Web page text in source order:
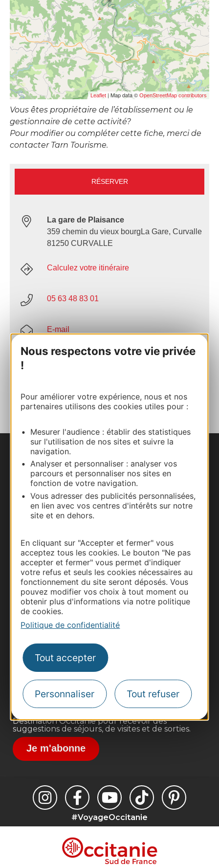
Nous respectons votre vie privée
!
Pour améliorer votre expérience, nous et nos
partenaires utilisons des cookies utiles pour :
Mesurer l'audience : établir des statistiques
sur l'utilisation de nos sites et suivre la
navigation.
Analyser et personnaliser : analyser vos
parcours et personnaliser nos sites en
fonction de votre navigation.
Vous adresser des publicités personnalisées,
en lien avec vos centres d'intérêts sur notre
site et en dehors.
En cliquant sur "Accepter et fermer" vous
acceptez tous les cookies. Le bouton "Ne pas
accepter et fermer" vous permet d'indiquer
votre refus et seuls les cookies nécessaires au
fonctionnement du site seront déposés. Vous
pouvez modifier vos choix à tout moment ou
obtenir plus d'informations via notre politique
de cookies.
Politique de confidentialité
Tout accepter
Personnaliser Tout refuser
Leaflet | Map data © OpenStreetMap contributors
Vous êtes propriétaire de l’établissement ou le
gestionnaire de cette activité?
Pour modifier ou compléter cette fiche, merci de
contacter Tarn Tourisme.
RÉSERVER
La gare de Plaisance
359 chemin du vieux bourgLa Gare, Curvalle
81250 CURVALLE
Calculez votre itinéraire
05 63 48 83 01
E-mail
Site internet
AU CARNET
Nous contacter
Carte interactive
Documentation
Thermalisme
Pros d'Occitanie
Site presse et d'influence
Voyagistes
Destination Sport
Inscrivez-vous à la lettre d'information
Destination Occitanie pour recevoir des
suggestions de séjours, de visites et de sorties.
Je m'abonne
#VoyageOccitanie